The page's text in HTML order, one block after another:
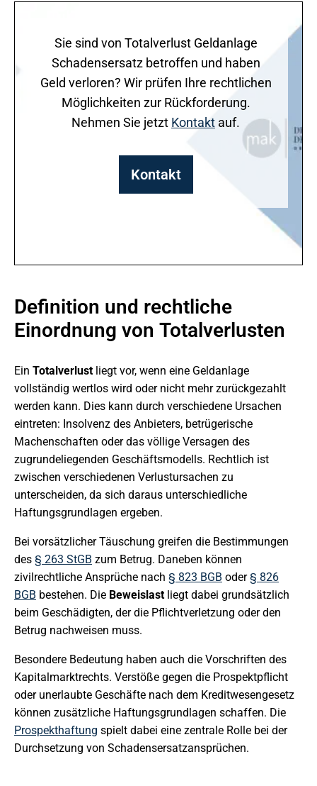
Sie sind von Totalverlust Geldanlage
Schadensersatz betroffen und haben
Geld verloren? Wir prüfen Ihre rechtlichen
Möglichkeiten zur Rückforderung.
Nehmen Sie jetzt Kontakt auf.
Kontakt
Definition und rechtliche
Einordnung von Totalverlusten
Ein Totalverlust liegt vor, wenn eine Geldanlage
vollständig wertlos wird oder nicht mehr zurückgezahlt
werden kann. Dies kann durch verschiedene Ursachen
eintreten: Insolvenz des Anbieters, betrügerische
Machenschaften oder das völlige Versagen des
zugrundeliegenden Geschäftsmodells. Rechtlich ist
zwischen verschiedenen Verlustursachen zu
unterscheiden, da sich daraus unterschiedliche
Haftungsgrundlagen ergeben.
Bei vorsätzlicher Täuschung greifen die Bestimmungen
des § 263 StGB zum Betrug. Daneben können
zivilrechtliche Ansprüche nach § 823 BGB oder§ 826
BGB bestehen. Die Beweislast liegt dabei grundsätzlich
beim Geschädigten, der die Pflichtverletzung oder den
Betrug nachweisen muss.
Besondere Bedeutung haben auch die Vorschriften des
Kapitalmarktrechts. Verstöße gegen die Prospektpflicht
oder unerlaubte Geschäfte nach dem Kreditwesengesetz
können zusätzliche Haftungsgrundlagen schaffen. Die
Prospekthaftung spielt dabei eine zentrale Rolle bei der
Durchsetzung von Schadensersatzansprüchen.